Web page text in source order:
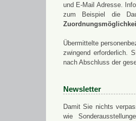
und E-Mail Adresse.
zum Beispiel die
Übermittelte
zwingend erforderlich.
nach Abschluss der
Newsletter
Damit Sie nichts
wie